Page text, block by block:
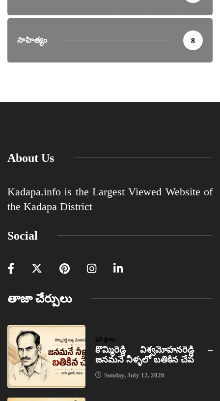
సాహిత్యం 8
About Us
Kadapa.info is the Largest Viewed Website of
the Kadapa District
Social
తాజా చేర్పులు
ప్రసిద్ధులు
కొమ్మిరెడ్డి విశ్వమోహనరెడ్డి –
జనమనే నీళ్ళలో బతికిన చేప
Sunday, July 12, 2026